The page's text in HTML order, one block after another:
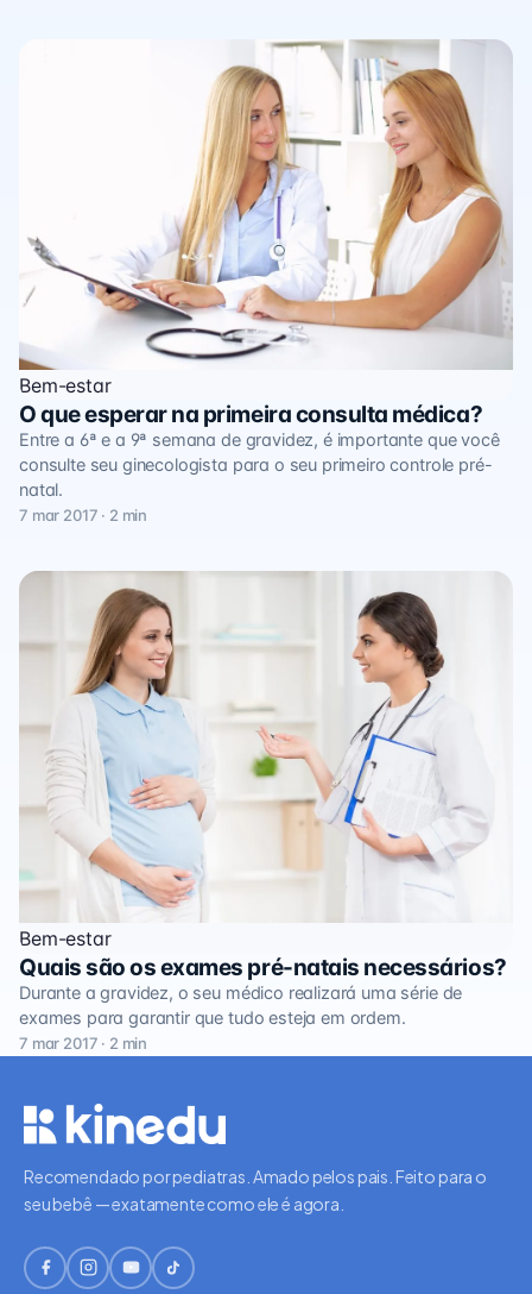
Bem-estar
O que esperar na primeira consulta médica?
Entre a 6ª e a 9ª semana de gravidez, é importante que você
consulte seu ginecologista para o seu primeiro controle pré-
natal.
7 mar 2017 · 2 min
Bem-estar
Quais são os exames pré-natais necessários?
Durante a gravidez, o seu médico realizará uma série de
exames para garantir que tudo esteja em ordem.
7 mar 2017 · 2 min
Recomendado por pediatras. Amado pelos pais. Feito para o
seu bebê — exatamente como ele é agora.